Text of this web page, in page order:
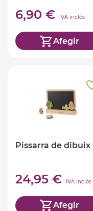
6,90 € IVA inclòs
Afegir
Pissarra de dibuix
24,95 € IVA inclòs
Afegir